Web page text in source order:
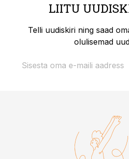
LIITU
Telli uudiskiri ning saad
olulisemad